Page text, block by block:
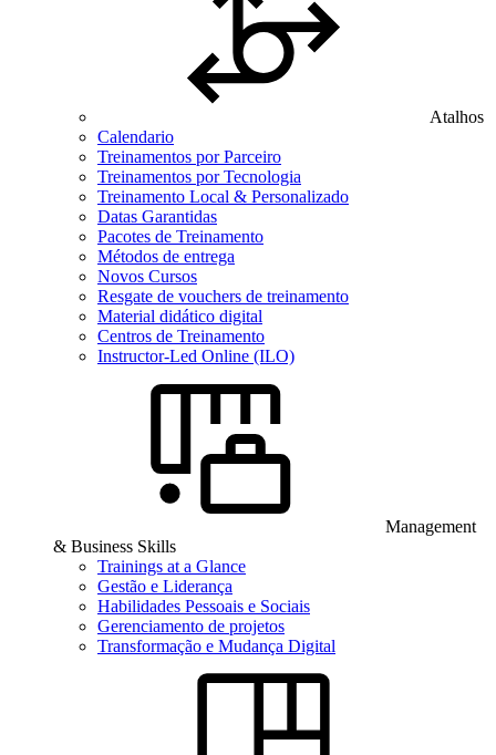
Atalhos
Calendario
Treinamentos por Parceiro
Treinamentos por Tecnologia
Treinamento Local & Personalizado
Datas Garantidas
Pacotes de Treinamento
Métodos de entrega
Novos Cursos
Resgate de vouchers de treinamento
Material didático digital
Centros de Treinamento
Instructor-Led Online (ILO)
Management
& Business Skills
Trainings at a Glance
Gestão e Liderança
Habilidades Pessoais e Sociais
Gerenciamento de projetos
Transformação e Mudança Digital